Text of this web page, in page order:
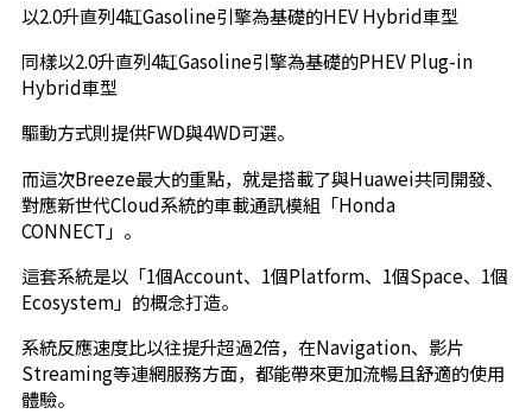
以2.0升直列4缸Gasoline引擎為基礎的HEV Hybrid車型
同樣以2.0升直列4缸Gasoline引擎為基礎的PHEV Plug-in
Hybrid車型
驅動方式則提供FWD與4WD可選。
而這次Breeze最大的重點，就是搭載了與Huawei共同開發、
對應新世代Cloud系統的車載通訊模組「Honda
CONNECT」。
這套系統是以「1個Account、1個Platform、1個Space、1個
Ecosystem」的概念打造。
系統反應速度比以往提升超過2倍，在Navigation、影片
Streaming等連網服務方面，都能帶來更加流暢且舒適的使用
體驗。